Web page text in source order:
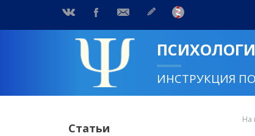
ИНСТРУКЦИЯ
Статьи
На